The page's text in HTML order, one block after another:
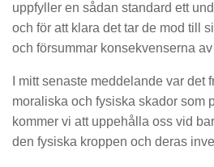
uppfyller en sådan standard ett
och för att klara det tar de mod till
och försummar konsekvenserna
I mitt senaste meddelande var det
moraliska och fysiska skador som
kommer vi att uppehålla oss vid
den fysiska kroppen och deras